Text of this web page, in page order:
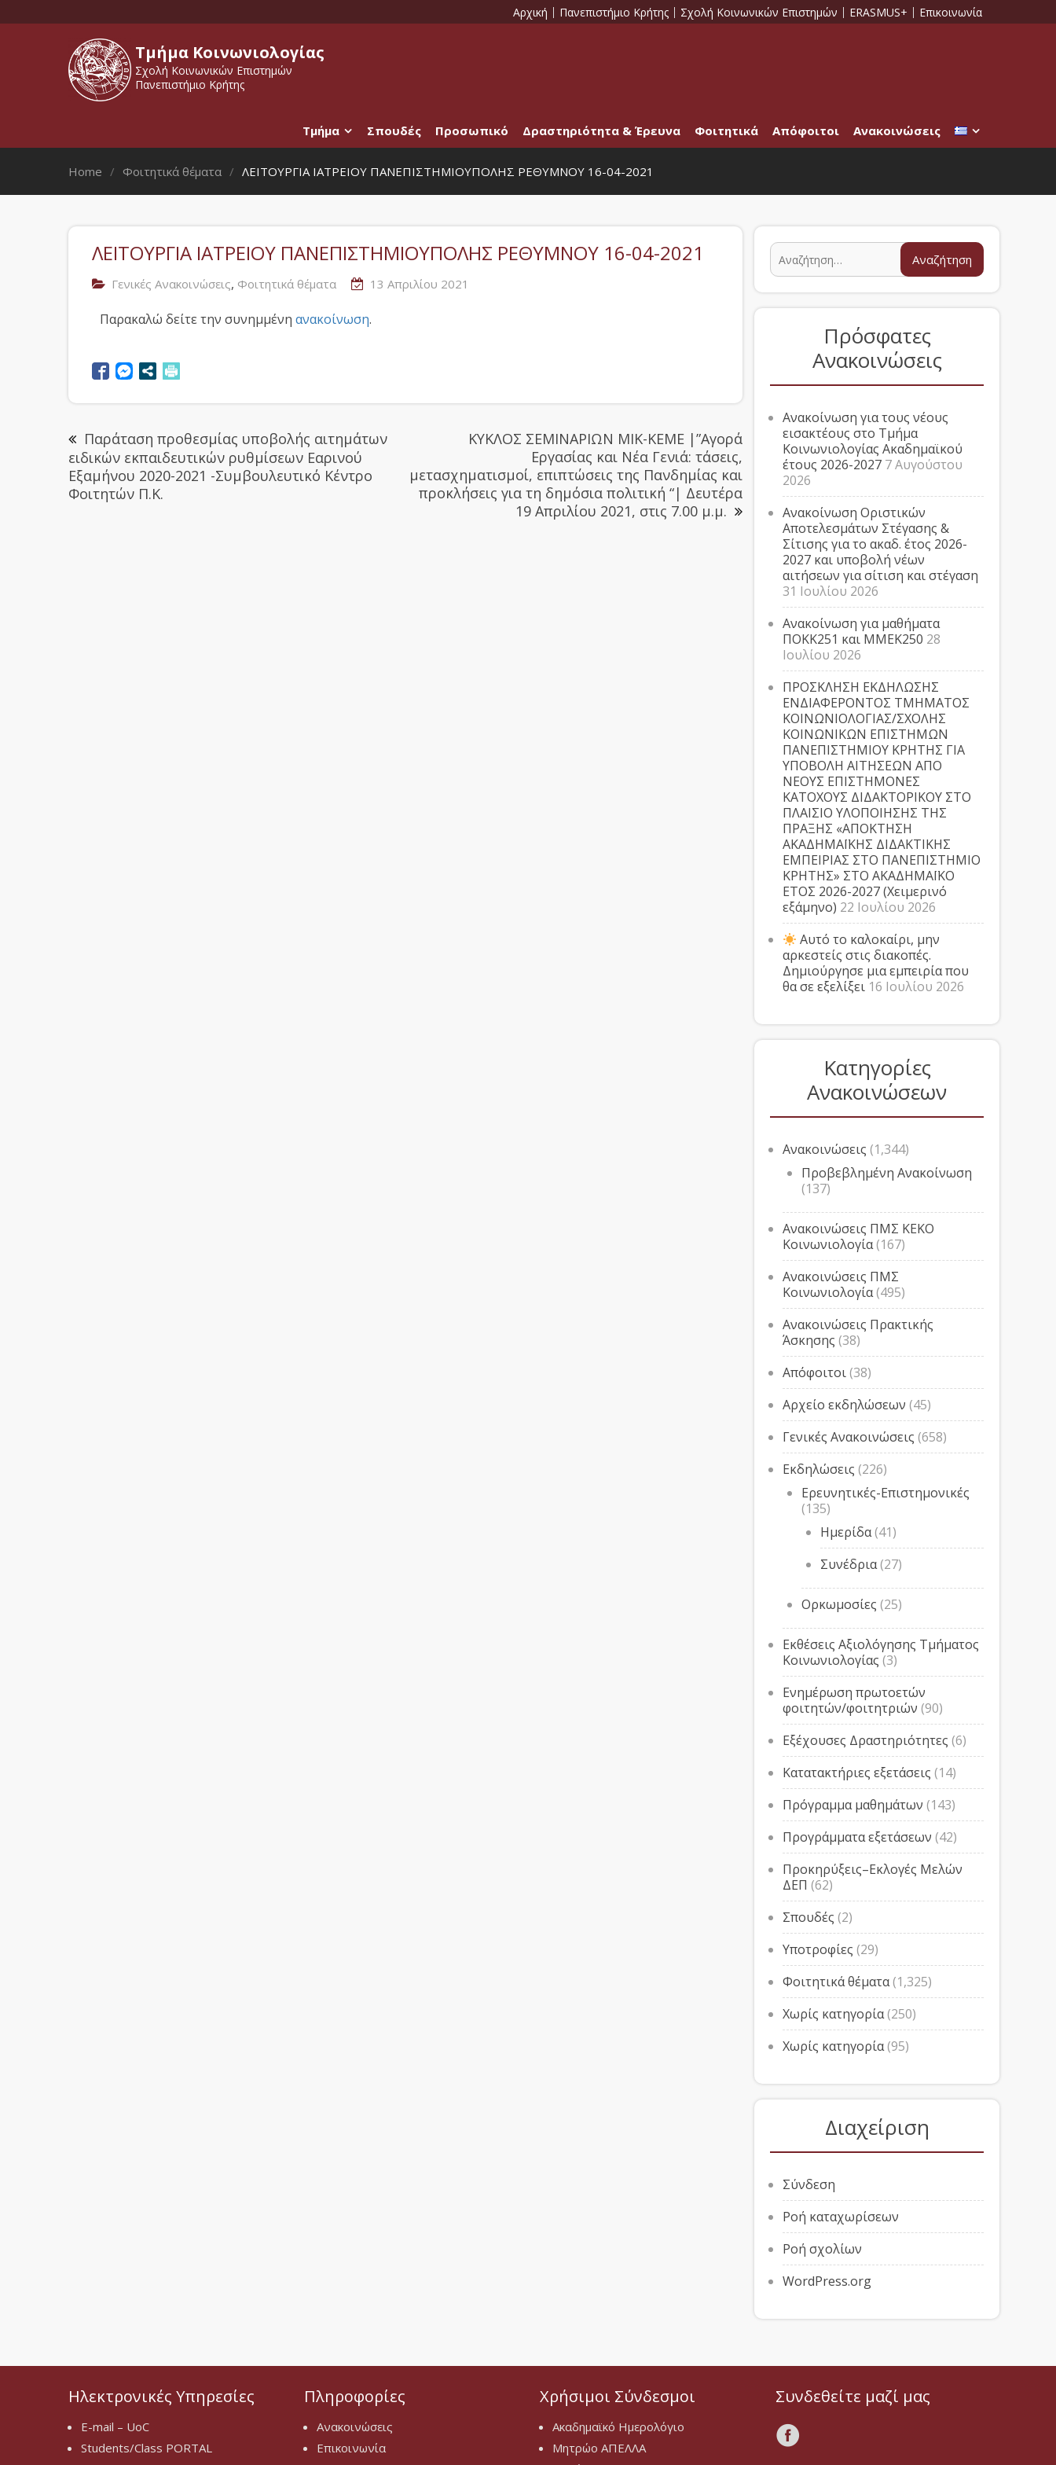
Αρχική Πανεπιστήμιο Κρήτης Σχολή Κοινωνικών Επιστημών ERASMUS+ Επικοινωνία
Τμήμα Κοινωνιολογίας
Σχολή Κοινωνικών Επιστημών
Πανεπιστήμιο Κρήτης
Τμήμα Σπουδές Προσωπικό Δραστηριότητα & Έρευνα Φοιτητικά Απόφοιτοι Ανακοινώσεις
Home Φοιτητικά θέματα ΛΕΙΤΟΥΡΓΙΑ ΙΑΤΡΕΙΟΥ ΠΑΝΕΠΙΣΤΗΜΙΟΥΠΟΛΗΣ ΡΕΘΥΜΝΟΥ 16-04-2021
ΛΕΙΤΟΥΡΓΙΑ ΙΑΤΡΕΙΟΥ ΠΑΝΕΠΙΣΤΗΜΙΟΥΠΟΛΗΣ ΡΕΘΥΜΝΟΥ 16-04-2021
Γενικές Ανακοινώσεις, Φοιτητικά θέματα 13 Απριλίου 2021
Παρακαλώ δείτε την συνημμένη ανακοίνωση.
Παράταση προθεσμίας υποβολής αιτημάτων
ειδικών εκπαιδευτικών ρυθμίσεων Εαρινού
Εξαμήνου 2020-2021 -Συμβουλευτικό Κέντρο
Φοιτητών Π.Κ.
ΚYΚΛΟΣ ΣΕΜΙΝΑΡΙΩΝ ΜΙΚ-ΚΕΜΕ |”Αγορά
Εργασίας και Νέα Γενιά: τάσεις,
μετασχηματισμοί, επιπτώσεις της Πανδημίας και
προκλήσεις για τη δημόσια πολιτική “| Δευτέρα
19 Απριλίου 2021, στις 7.00 μ.μ.
Πρόσφατες
Ανακοινώσεις
Ανακοίνωση για τους νέους
εισακτέους στο Τμήμα
Κοινωνιολογίας Ακαδημαϊκού
έτους 2026-2027 7 Αυγούστου
2026
Ανακοίνωση Οριστικών
Αποτελεσμάτων Στέγασης &
Σίτισης για το ακαδ. έτος 2026-
2027 και υποβολή νέων
αιτήσεων για σίτιση και στέγαση
31 Ιουλίου 2026
Ανακοίνωση για μαθήματα
ΠΟΚΚ251 και ΜΜΕΚ250 28
Ιουλίου 2026
ΠΡΟΣΚΛΗΣΗ ΕΚΔΗΛΩΣΗΣ
ΕΝΔΙΑΦΕΡΟΝΤΟΣ ΤΜΗΜΑΤΟΣ
ΚΟΙΝΩΝΙΟΛΟΓΙΑΣ/ΣΧΟΛΗΣ
ΚΟΙΝΩΝΙΚΩΝ ΕΠΙΣΤΗΜΩΝ
ΠΑΝΕΠΙΣΤΗΜΙΟΥ ΚΡΗΤΗΣ ΓΙΑ
ΥΠΟΒΟΛΗ ΑΙΤΗΣΕΩΝ ΑΠΟ
ΝΕΟΥΣ ΕΠΙΣΤΗΜΟΝΕΣ
ΚΑΤΟΧΟΥΣ ΔΙΔΑΚΤΟΡΙΚΟΥ ΣΤΟ
ΠΛΑΙΣΙΟ ΥΛΟΠΟΙΗΣΗΣ ΤΗΣ
ΠΡΑΞΗΣ «ΑΠΟΚΤΗΣΗ
ΑΚΑΔΗΜΑΪΚΗΣ ΔΙΔΑΚΤΙΚΗΣ
ΕΜΠΕΙΡΙΑΣ ΣΤΟ ΠΑΝΕΠΙΣΤΗΜΙΟ
ΚΡΗΤΗΣ» ΣΤΟ ΑΚΑΔΗΜΑΪΚΟ
ΕΤΟΣ 2026-2027 (Χειμερινό
εξάμηνο) 22 Ιουλίου 2026
Αυτό το καλοκαίρι, μην
αρκεστείς στις διακοπές.
Δημιούργησε μια εμπειρία που
θα σε εξελίξει 16 Ιουλίου 2026
Κατηγορίες
Ανακοινώσεων
Ανακοινώσεις (1,344)
Προβεβλημένη Ανακοίνωση
(137)
Ανακοινώσεις ΠΜΣ ΚΕΚΟ
Κοινωνιολογία(167)
Ανακοινώσεις ΠΜΣ
Κοινωνιολογία(495)
Ανακοινώσεις Πρακτικής
Άσκησης (38)
Απόφοιτοι(38)
Αρχείο εκδηλώσεων (45)
Γενικές Ανακοινώσεις (658)
Εκδηλώσεις (226)
Ερευνητικές-Επιστημονικές
(135)
Ημερίδα(41)
Συνέδρια(27)
Ορκωμοσίες (25)
Εκθέσεις Αξιολόγησης Τμήματος
Κοινωνιολογίας (3)
Ενημέρωση πρωτοετών
φοιτητών/φοιτητριών (90)
Εξέχουσες Δραστηριότητες (6)
Κατατακτήριες εξετάσεις (14)
Πρόγραμμα μαθημάτων (143)
Προγράμματα εξετάσεων (42)
Προκηρύξεις–Εκλογές Μελών
ΔΕΠ (62)
Σπουδές (2)
Υποτροφίες (29)
Φοιτητικά θέματα(1,325)
Χωρίς κατηγορία(250)
Χωρίς κατηγορία(95)
Διαχείριση
Σύνδεση
Ροή καταχωρίσεων
Ροή σχολίων
WordPress.org
Ηλεκτρονικές Υπηρεσίες
E-mail – UoC
Students/Class PORTAL
Πληροφορίες
Ανακοινώσεις
Επικοινωνία
Χρήσιμοι Σύνδεσμοι
Ακαδημαϊκό Ημερολόγιο
Μητρώο ΑΠΕΛΛΑ
Συνδεθείτε μαζί μας